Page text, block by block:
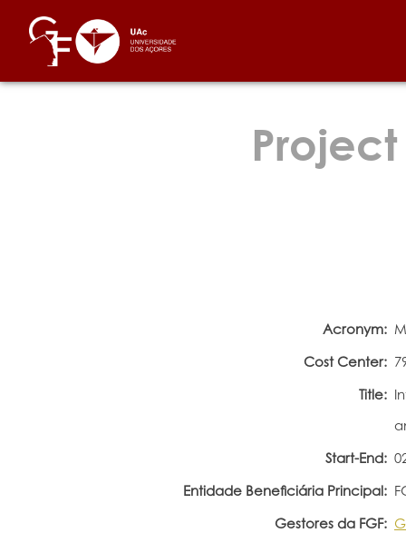
Project
Acronym:
Cost Center:
Title:
Start-End:
Entidade Beneficiária Principal:
Gestores da FGF: